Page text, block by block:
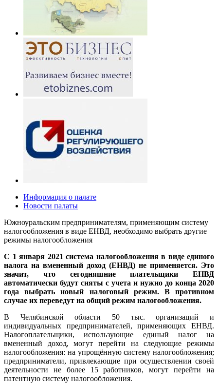
Информация о палате
Новости палаты
Южноуральским предпринимателям, применяющим систему
налогообложения в виде ЕНВД, необходимо выбрать другие
режимы налогообложения
С 1 января 2021 система налогообложения в виде единого
налога на вмененный доход (ЕНВД) не применяется. Это
значит, что сегодняшние плательщики ЕНВД
автоматически будут сняты с учета и нужно до конца 2020
года выбрать новый налоговый режим. В противном
случае их переведут на общий режим налогообложения.
В Челябинской области 50 тыс. организаций и
индивидуальных предпринимателей, применяющих ЕНВД.
Налогоплательщики, использующие единый налог на
вмененный доход, могут перейти на следующие режимы
налогообложения: на упрощённую систему налогообложения;
предприниматели, привлекающие при осуществлении своей
деятельности не более 15 работников, могут перейти на
патентную систему налогообложения.